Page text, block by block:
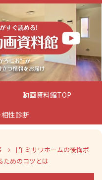
動画資料館TOP
性診断
ミサワホームの後悔ポ
ためのコツとは